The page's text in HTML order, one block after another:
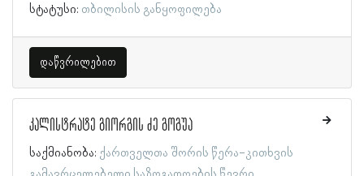
სტატუსი: თბილისის განყოფილება
დაწვრილებით
კალისტრატე გიორგის ძე გოგუა
საქმიანობა: ქართველთა შორის წერა-კითხვის